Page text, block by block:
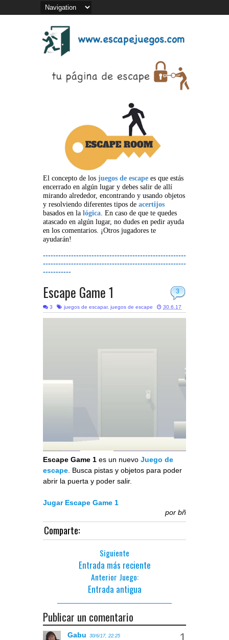
El concepto de los juegos de escape es que estás
encerrado en algún lugar y debes salir de allí
mirando alrededor, encontrando y usando objetos
y resolviendo diferentes tipos de acertijos
basados en la lógica. En caso de que te quedes
atascado en algún lugar, no dudes en pedir ayuda
en los comentarios. ¡Otros jugadores te
ayudarán!
--------------------------------------------------------
--------------------------------------------------------
-----------
3
Escape Game 1
3 juegos de escapar, juegos de escape 30.6.17
Escape Game 1 es un nuevo Juego de
escape. Busca pistas y objetos para poder
abrir la puerta y poder salir.
Jugar Escape Game 1
por bñ
Comparte:
Siguiente
Entrada más reciente
Anterior Juego:
Entrada antigua
Publicar un comentario
Gabu 30/6/17, 22:25